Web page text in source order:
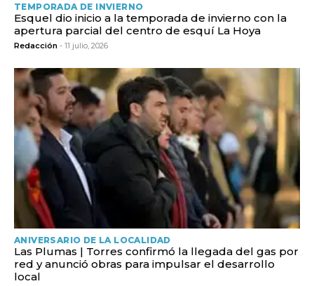
TEMPORADA DE INVIERNO
Esquel dio inicio a la temporada de invierno con la
apertura parcial del centro de esquí La Hoya
Redacción - 11 julio, 2026
ANIVERSARIO DE LA LOCALIDAD
Las Plumas | Torres confirmó la llegada del gas por
red y anunció obras para impulsar el desarrollo
local